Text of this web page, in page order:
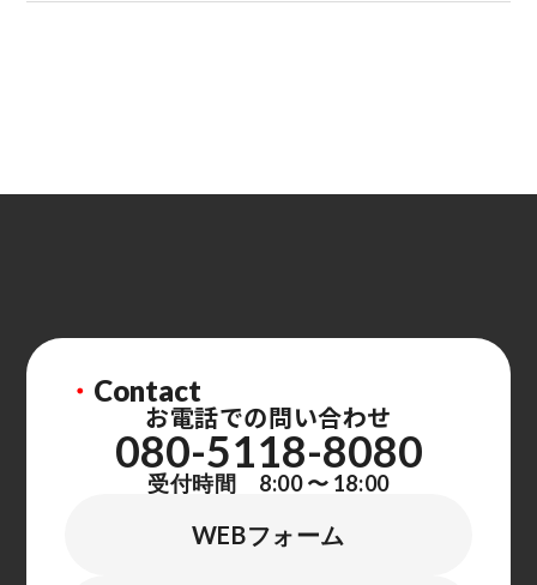
・ Contact
お電話での問い合わせ
080-5118-8080
受付時間 8:00 〜 18:00
WEBフォーム